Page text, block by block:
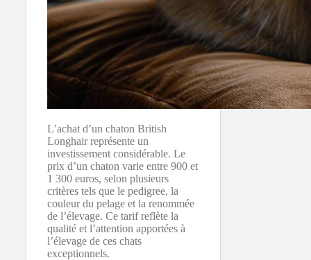
L’achat d’un chaton British
Longhair représente un
investissement considérable. Le
prix d’un chaton varie entre 900 et
1 300 euros, selon plusieurs
critères tels que le pedigree, la
couleur du pelage et la renommée
de l’élevage. Ce tarif reflète la
qualité et l’attention apportées à
l’élevage de ces chats
exceptionnels.